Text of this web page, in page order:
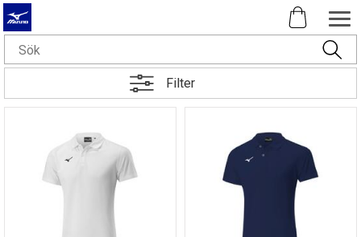
Filter